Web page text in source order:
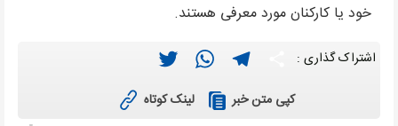
خود یا کارکنان مورد معرفی هستند.
اشتراک گذاری : Twitter
WhatsAppTelegram
کپی متن خبر لینک کوتاه